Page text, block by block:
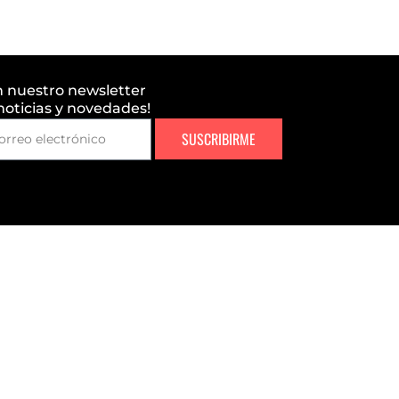
nuestro newsletter
y novedades!
SUSCRIBIRME